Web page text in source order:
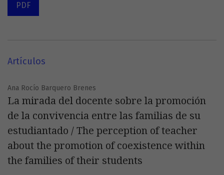
PDF
Artículos
Ana Rocío Barquero Brenes
La mirada del docente sobre la promoción
de la convivencia entre las familias de su
estudiantado / The perception of teacher
about the promotion of coexistence within
the families of their students